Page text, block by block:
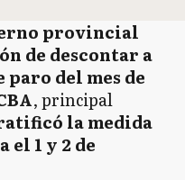
provincial
de descontar a
paro del mes de
, principal
la medida
1 y 2 de